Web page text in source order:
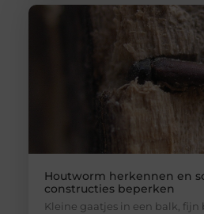
Houtworm herkennen en
constructies beperken
Kleine gaatjes in een balk, fijn